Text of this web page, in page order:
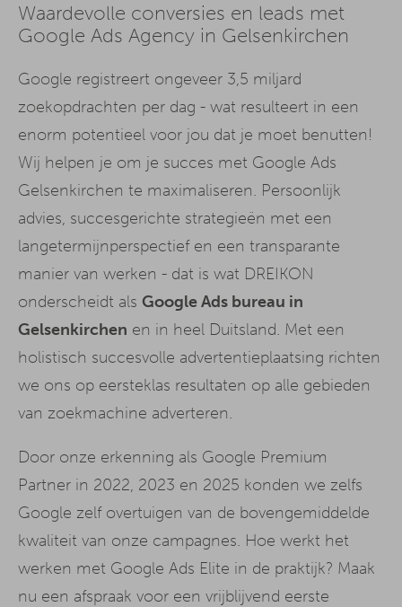
Waardevolle conversies en leads met
Google Ads Agency in Gelsenkirchen
Google registreert ongeveer 3,5 miljard
zoekopdrachten per dag - wat resulteert in een
enorm potentieel voor jou dat je moet benutten!
Wij helpen je om je succes met Google Ads
Gelsenkirchen te maximaliseren. Persoonlijk
advies, succesgerichte strategieën met een
langetermijnperspectief en een transparante
manier van werken - dat is wat DREIKON
onderscheidt als Google Ads bureau in
Gelsenkirchen en in heel Duitsland. Met een
holistisch succesvolle advertentieplaatsing richten
we ons op eersteklas resultaten op alle gebieden
van zoekmachine adverteren.
Door onze erkenning als Google Premium
Partner in 2022, 2023 en 2025 konden we zelfs
Google zelf overtuigen van de bovengemiddelde
kwaliteit van onze campagnes. Hoe werkt het
werken met Google Ads Elite in de praktijk? Maak
nu een afspraak voor een vrijblijvend eerste